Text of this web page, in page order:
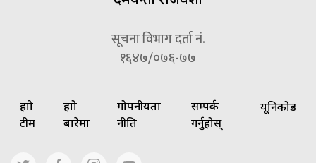
सूचना विभाग दर्ता नं.
१६४७/०७६-७७
हाम्रो
टीम
हाम्रो
बारेमा
गोपनीयता
नीति
सम्पर्क
गर्नुहोस्
यूनिकोड